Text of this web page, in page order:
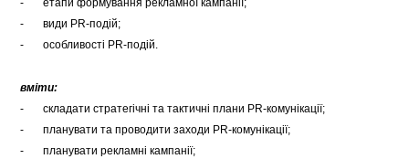
- етапи формування рекламної кампанії;
- види PR-подій;
- особливості PR-подій.
вміти:
- складати стратегічні та тактичні плани PR-комунікації;
- планувати та проводити заходи PR-комунікації;
- планувати рекламні кампанії;